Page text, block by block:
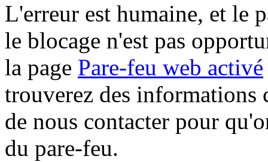
L'erreur est humaine, et le
le blocage n'est pas
la page Pare-feu web activé
trouverez des informations
de nous contacter pour
du pare-feu.